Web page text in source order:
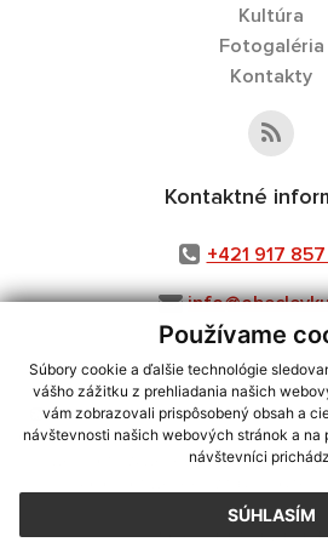
Používame
Súbory cookie a ďalšie technológie
vášho zážitku z prehliadania našich
vám zobrazovali prispôsobený obsah a
návštevnosti našich webových stránok a na
návštevníci
SÚHLASÍM
Kultúra
Fotogaléria
Kontakty
Kontaktné
+421 917
využite možnosť získavania aktuálnych
CMS systém (redakčný) systém ECHELON
webex.digital, s.r.o.,
Posledná aktualizácia: